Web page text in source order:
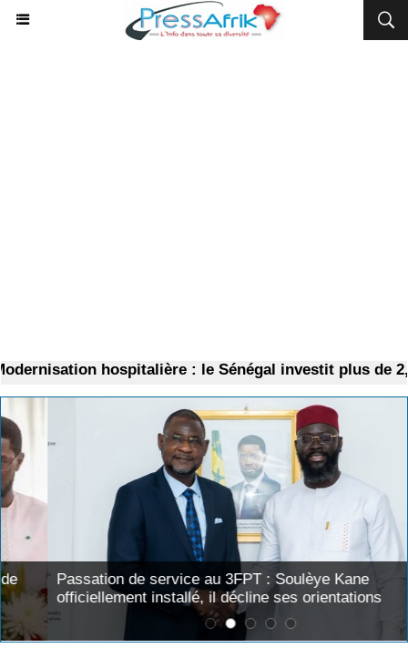
hospitalière : le Sénégal investit plus de
Passation de service au 3FPT : Soulèye Kane
officiellement installé, il décline ses orientations